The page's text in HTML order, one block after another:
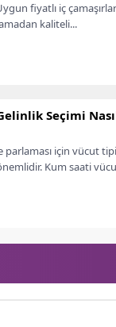
fiyatlı iç
kaliteli...
Seçimi
için vücut
Kum saati